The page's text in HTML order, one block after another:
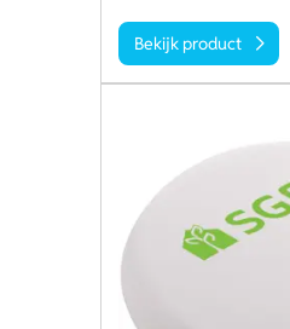
Bekijk product